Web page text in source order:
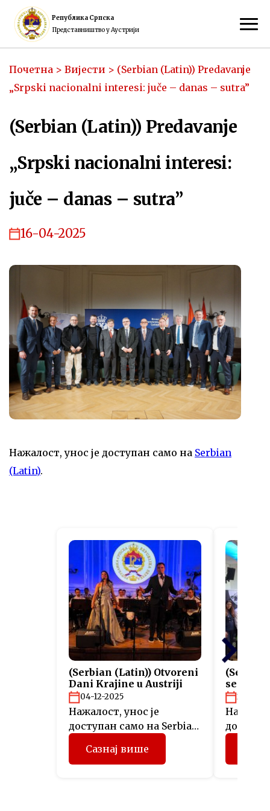
Република Српска
Представништво у Аустрији
Почетна > Вијести > (Serbian (Latin)) Predavanje
„Srpski nacionalni interesi: juče – danas – sutra”
(Serbian (Latin)) Predavanje
„Srpski nacionalni interesi:
juče – danas – sutra”
16-04-2025
Нажалост, унос је доступан само на Serbian
(Latin).
(Serbian (Latin)) Otvoreni
Dani Krajine u Austriji
04-12-2025
Нажалост, унос је
доступан само на Serbian
Сазнај више
projekta
26-11-